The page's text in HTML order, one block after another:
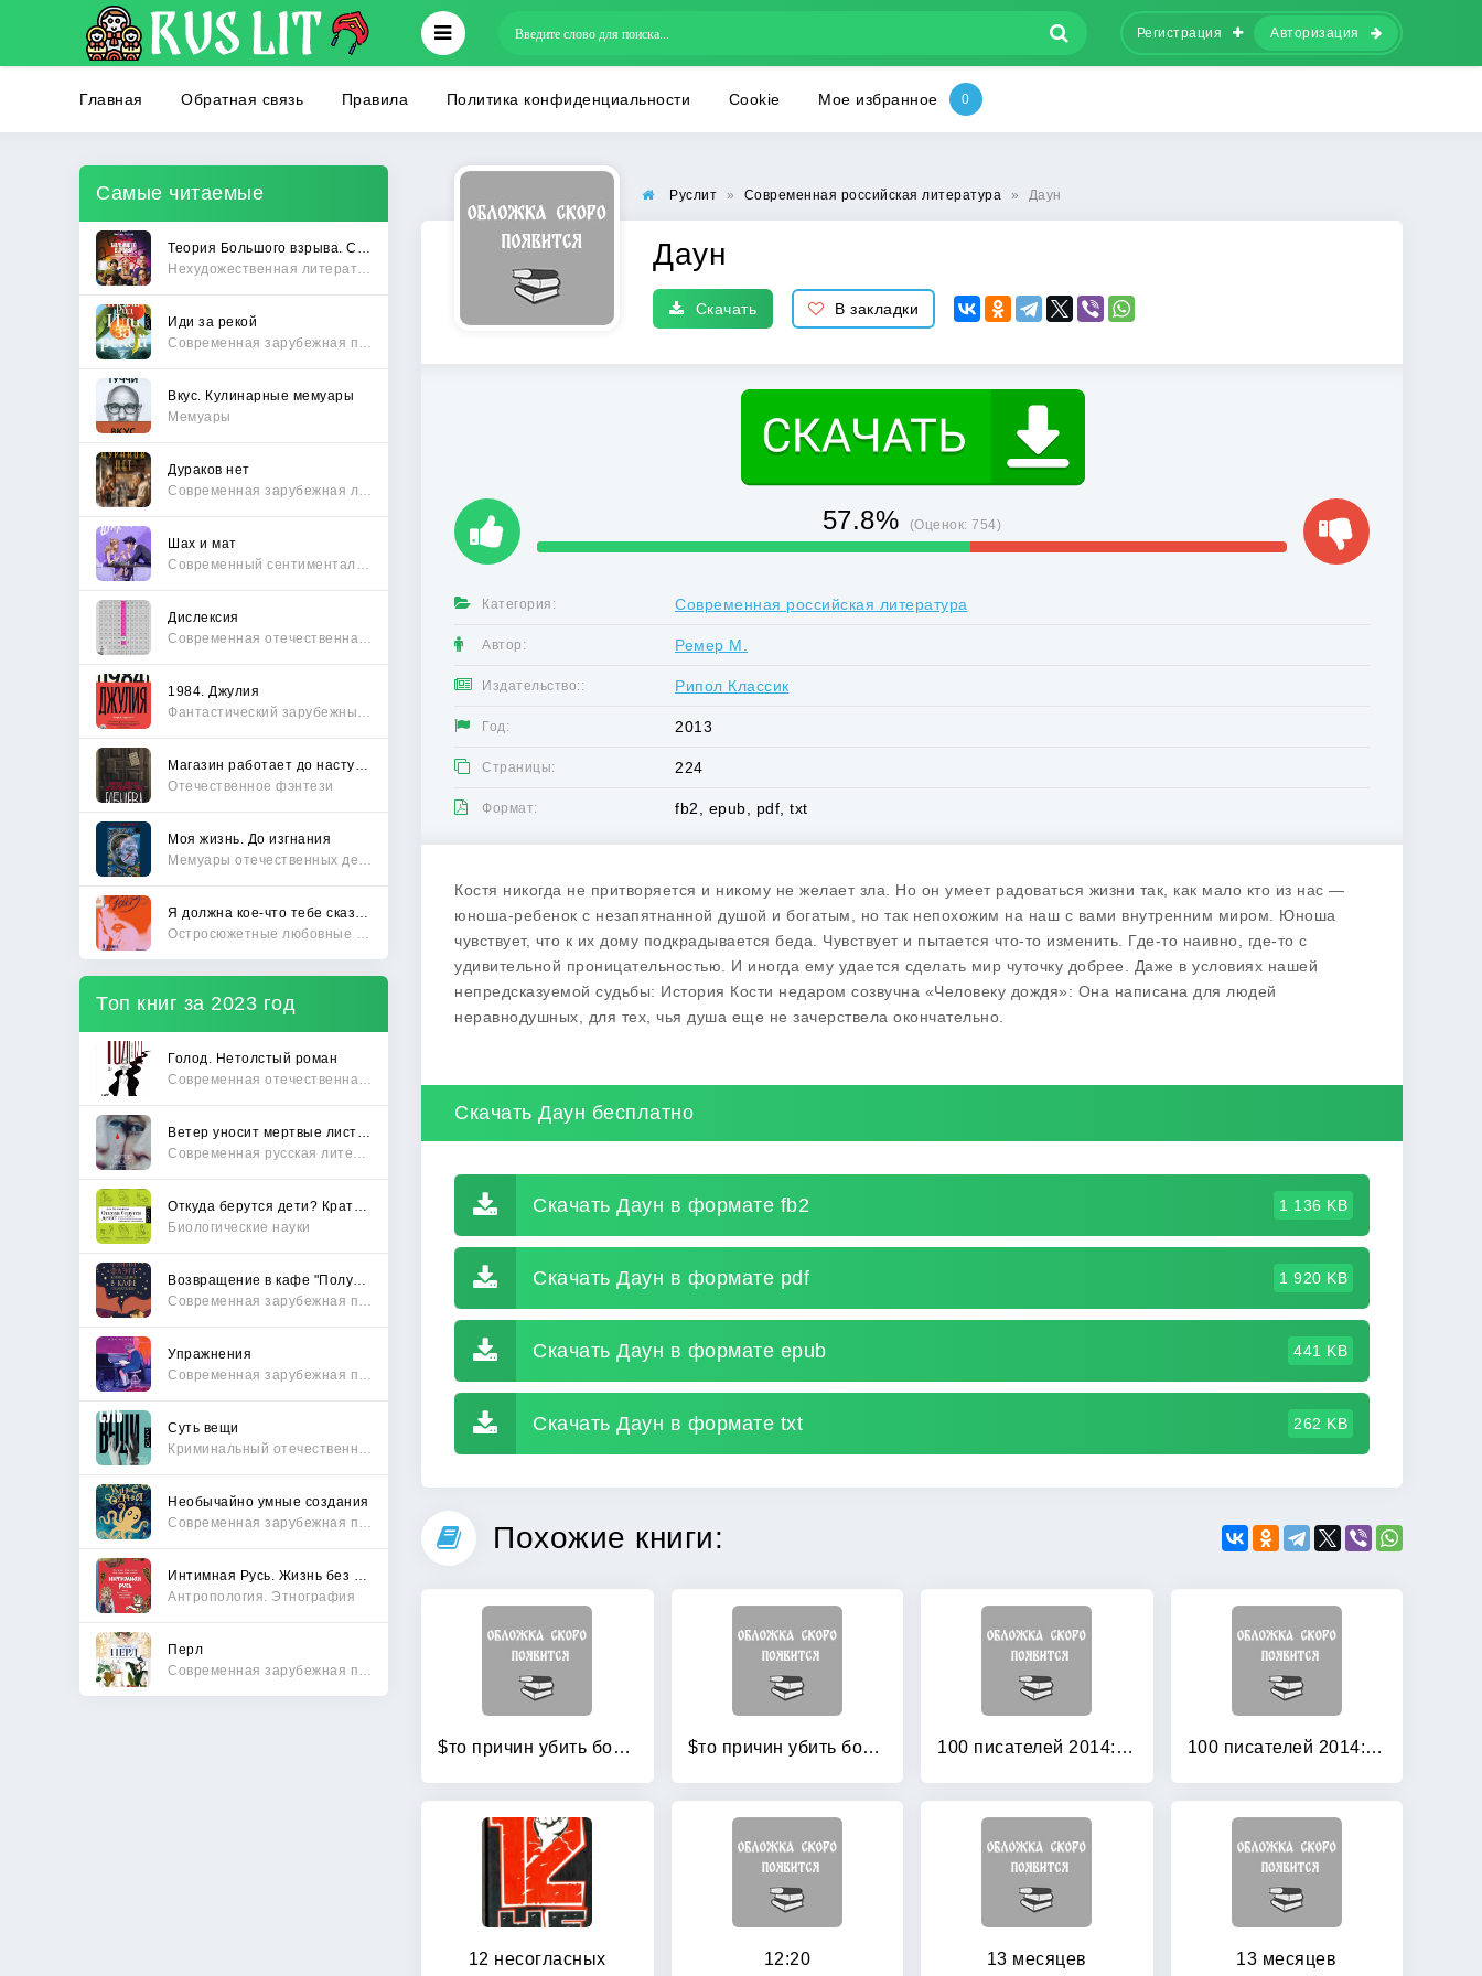
Регистрация Авторизация
Главная Обратная связь Правила Политика конфиденциальности Cookie Мое избранное
Самые читаемые
Иди за рекой
Вкус. Кулинарные мемуары
Мемуары
Дураков нет
Шах и мат
Дислексия
1984. Джулия
Отечественное фэнтези
Моя жизнь. До изгнания
Топ книг за 2023 год
Голод. Нетолстый роман
Биологические науки
Упражнения
Суть вещи
Необычайно умные создания
Антропология. Этнография
Перл
Руслит » Современная российская литература » Даун
Даун
Скачать В закладки
57.8% (Оценок:754)
Категория: Современная российская литература
Автор: Ремер М.
Издательство:: Рипол Классик
Год: 2013
Страницы: 224
Формат: fb2, epub, pdf, txt
Костя никогда не притворяется и никому не желает зла. Но он умеет радоваться жизни так, как мало кто из нас —
юноша-ребенок с незапятнанной душой и богатым, но так непохожим на наш с вами внутренним миром. Юноша
чувствует, что к их дому подкрадывается беда. Чувствует и пытается что-то изменить. Где-то наивно, где-то с
удивительной проницательностью. И иногда ему удается сделать мир чуточку добрее. Даже в условиях нашей
непредсказуемой судьбы: История Кости недаром созвучна «Человеку дождя»: Она написана для людей
неравнодушных, для тех, чья душа еще не зачерствела окончательно.
Скачать Даун бесплатно
Скачать Даун в формате fb2 1 136 KB
Скачать Даун в формате pdf 1 920 KB
Скачать Даун в формате epub 441 KB
Скачать Даун в формате txt 262 KB
Похожие книги:
$то причин убить босса $то причин убить босса 100 писателей 2014: Книга 1 100 писателей 2014: Книга 2
12 несогласных 12:20 13 месяцев 13 месяцев